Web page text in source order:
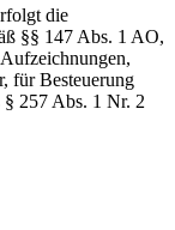
die
§§ 147 Abs. 1 AO,
für Besteuerung
§ 257 Abs. 1 Nr. 2